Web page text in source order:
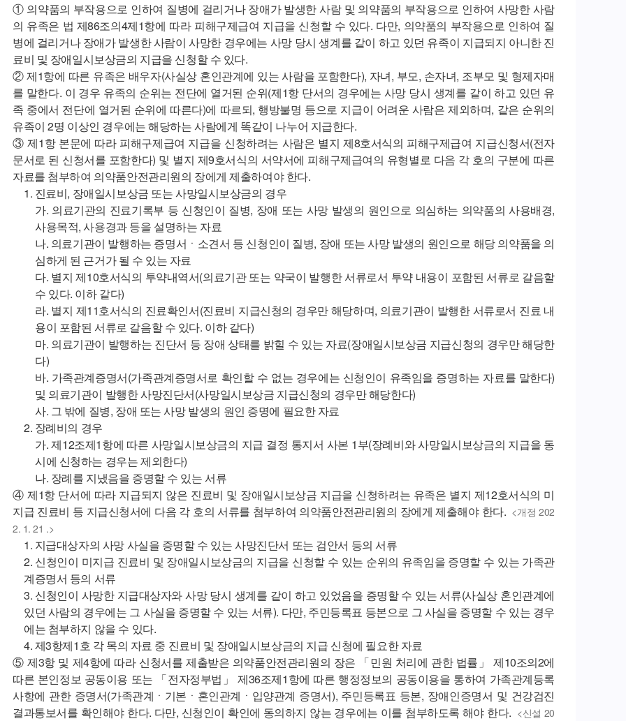
① 의약품의 부작용으로 인하여 질병에 걸리거나 장애가 발생한 사람 및 의약품의 부작용으로 인하여 사망한 사람
의 유족은 법 제86조의4제1항에 따라 피해구제급여 지급을 신청할 수 있다. 다만, 의약품의 부작용으로 인하여 질
병에 걸리거나 장애가 발생한 사람이 사망한 경우에는 사망 당시 생계를 같이 하고 있던 유족이 지급되지 아니한 진
료비 및 장애일시보상금의 지급을 신청할 수 있다.
② 제1항에 따른 유족은 배우자(사실상 혼인관계에 있는 사람을 포함한다), 자녀, 부모, 손자녀, 조부모 및 형제자매
를 말한다. 이 경우 유족의 순위는 전단에 열거된 순위(제1항 단서의 경우에는 사망 당시 생계를 같이 하고 있던 유
족 중에서 전단에 열거된 순위에 따른다)에 따르되, 행방불명 등으로 지급이 어려운 사람은 제외하며, 같은 순위의
유족이 2명 이상인 경우에는 해당하는 사람에게 똑같이 나누어 지급한다.
③ 제1항 본문에 따라 피해구제급여 지급을 신청하려는 사람은 별지 제8호서식의 피해구제급여 지급신청서(전자
문서로 된 신청서를 포함한다) 및 별지 제9호서식의 서약서에 피해구제급여의 유형별로 다음 각 호의 구분에 따른
자료를 첨부하여 의약품안전관리원의 장에게 제출하여야 한다.
1. 진료비, 장애일시보상금 또는 사망일시보상금의 경우
가. 의료기관의 진료기록부 등 신청인이 질병, 장애 또는 사망 발생의 원인으로 의심하는 의약품의 사용배경,
사용목적, 사용경과 등을 설명하는 자료
나. 의료기관이 발행하는 증명서ㆍ소견서 등 신청인이 질병, 장애 또는 사망 발생의 원인으로 해당 의약품을 의
심하게 된 근거가 될 수 있는 자료
다. 별지 제10호서식의 투약내역서(의료기관 또는 약국이 발행한 서류로서 투약 내용이 포함된 서류로 갈음할
수 있다. 이하 같다)
라. 별지 제11호서식의 진료확인서(진료비 지급신청의 경우만 해당하며, 의료기관이 발행한 서류로서 진료 내
용이 포함된 서류로 갈음할 수 있다. 이하 같다)
마. 의료기관이 발행하는 진단서 등 장애 상태를 밝힐 수 있는 자료(장애일시보상금 지급신청의 경우만 해당한
다)
바. 가족관계증명서(가족관계증명서로 확인할 수 없는 경우에는 신청인이 유족임을 증명하는 자료를 말한다)
및 의료기관이 발행한 사망진단서(사망일시보상금 지급신청의 경우만 해당한다)
사. 그 밖에 질병, 장애 또는 사망 발생의 원인 증명에 필요한 자료
2. 장례비의 경우
가. 제12조제1항에 따른 사망일시보상금의 지급 결정 통지서 사본 1부(장례비와 사망일시보상금의 지급을 동
시에 신청하는 경우는 제외한다)
나. 장례를 지냈음을 증명할 수 있는 서류
④ 제1항 단서에 따라 지급되지 않은 진료비 및 장애일시보상금 지급을 신청하려는 유족은 별지 제12호서식의 미
지급 진료비 등 지급신청서에 다음 각 호의 서류를 첨부하여 의약품안전관리원의 장에게 제출해야 한다. <개정 202
2. 1. 21 .>
1. 지급대상자의 사망 사실을 증명할 수 있는 사망진단서 또는 검안서 등의 서류
2. 신청인이 미지급 진료비 및 장애일시보상금의 지급을 신청할 수 있는 순위의 유족임을 증명할 수 있는 가족관
계증명서 등의 서류
3. 신청인이 사망한 지급대상자와 사망 당시 생계를 같이 하고 있었음을 증명할 수 있는 서류(사실상 혼인관계에
있던 사람의 경우에는 그 사실을 증명할 수 있는 서류). 다만, 주민등록표 등본으로 그 사실을 증명할 수 있는 경우
에는 첨부하지 않을 수 있다.
4. 제3항제1호 각 목의 자료 중 진료비 및 장애일시보상금의 지급 신청에 필요한 자료
⑤ 제3항 및 제4항에 따라 신청서를 제출받은 의약품안전관리원의 장은 「민원 처리에 관한 법률」 제10조의2에
따른 본인정보 공동이용 또는 「전자정부법」 제36조제1항에 따른 행정정보의 공동이용을 통하여 가족관계등록
사항에 관한 증명서(가족관계ㆍ기본ㆍ혼인관계ㆍ입양관계 증명서), 주민등록표 등본, 장애인증명서 및 건강검진
결과통보서를 확인해야 한다. 다만, 신청인이 확인에 동의하지 않는 경우에는 이를 첨부하도록 해야 한다. <신설 20